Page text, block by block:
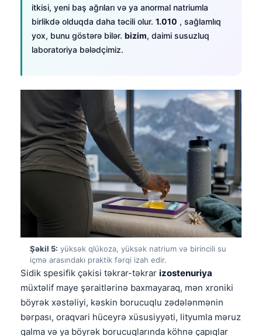
itkisi, yeni baş ağrıları və ya anormal natriumla
birlikdə olduqda daha təcili olur. 1.010 , sağlamlıq
yox, bunu göstərə bilər. bizim, daimi susuzluq
laboratoriya bələdçimiz.
Şəkil 5: yüksək qlükoza, yüksək natrium və birincili su
içmə arasındakı praktik fərqi izah edir.
Sidik spesifik çəkisi təkrar-təkrar izostenuriya
müxtəlif maye şəraitlərinə baxmayaraq, mən xroniki
böyrək xəstəliyi, kəskin borucuqlu zədələnmənin
bərpası, oraqvari hüceyrə xüsusiyyəti, lityumla məruz
qalma və ya böyrək borucuqlarında köhnə çapıqlar